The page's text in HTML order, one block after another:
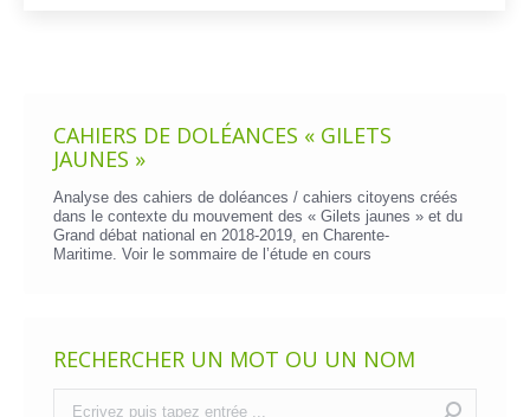
CAHIERS DE DOLÉANCES « GILETS
JAUNES »
Analyse des cahiers de doléances / cahiers citoyens créés
dans le contexte du mouvement des « Gilets jaunes » et du
Grand débat national en 2018-2019, en Charente-
Maritime. Voir le sommaire de l’étude en cours
RECHERCHER UN MOT OU UN NOM